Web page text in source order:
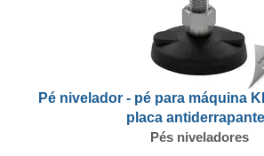
Pé nivelador - pé para máquina
placa
Pés niveladores